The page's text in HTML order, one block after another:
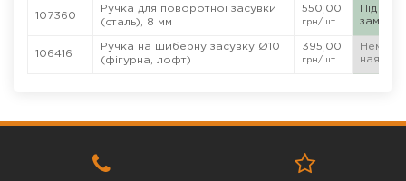
107360
Ручка для поворотної засувки
(сталь), 8 мм
550,00
грн/шт
Під
106416
Ручка на шиберну засувку Ø10
(фігурна, лофт)
395,00
грн/шт
Нема в